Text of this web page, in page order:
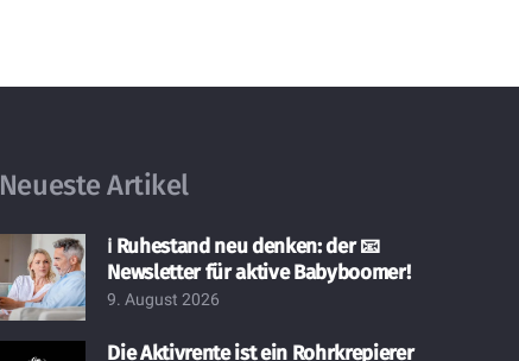
Neueste Artikel
ℹ️ Ruhestand neu denken: der 📧
Newsletter für aktive Babyboomer!
9. August 2026
Die Aktivrente ist ein Rohrkrepierer